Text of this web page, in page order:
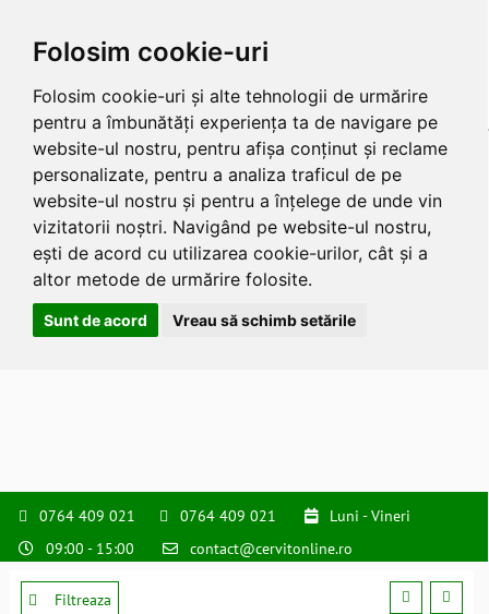
Folosim cookie-uri
Folosim cookie-uri și alte tehnologii de urmărire
pentru a îmbunătăți experiența ta de navigare pe
website-ul nostru, pentru afișa conținut și reclame
personalizate, pentru a analiza traficul de pe
website-ul nostru și pentru a înțelege de unde vin
vizitatorii noștri. Navigând pe website-ul nostru,
ești de acord cu utilizarea cookie-urilor, cât și a
altor metode de urmărire folosite.
Sunt de acord Vreau să schimb setările
0764 409 021 0764 409 021
Luni - Vineri
09:00 - 15:00
contact@cervitonline.ro
Filtreaza